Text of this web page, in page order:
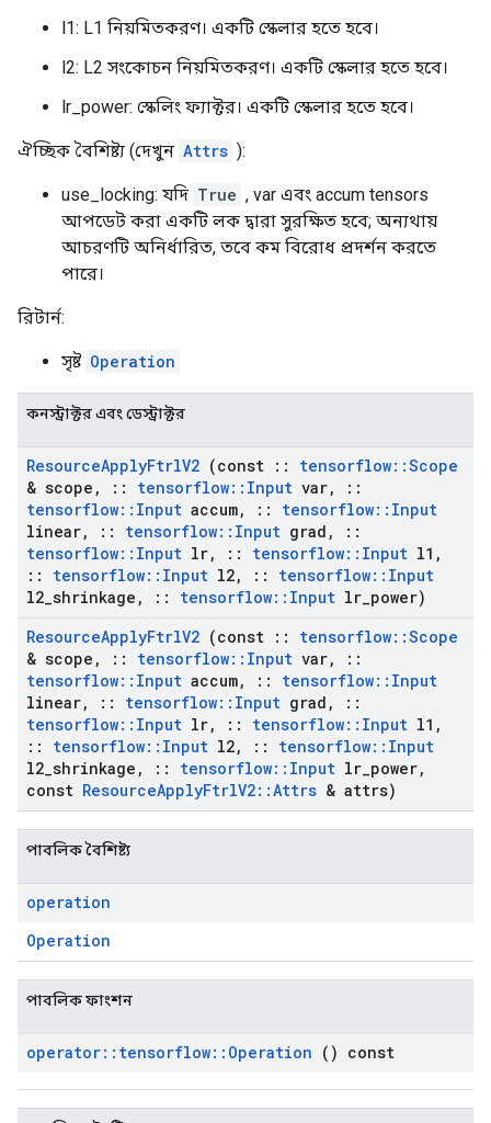
l1: L1 নিয়মিতকরণ। একটি স্কেলার হতে হবে।
l2: L2 সংকোচন নিয়মিতকরণ। একটি স্কেলার হতে হবে।
lr_power: স্কেলিং ফ্যাক্টর। একটি স্কেলার হতে হবে।
ঐচ্ছিক বৈশিষ্ট্য (দেখুন Attrs ):
use_locking: যদি True , var এবং accum tensors
আপডেট করা একটি লক দ্বারা সুরক্ষিত হবে; অন্যথায়
আচরণটি অনির্ধারিত, তবে কম বিরোধ প্রদর্শন করতে
পারে।
রিটার্ন:
সৃষ্ট Operation
কনস্ট্রাক্টর এবং ডেস্ট্রাক্টর
ResourceApplyFtrlV2 (const :: tensorflow::Scope
& scope , :: tensorflow:: Input var,
::
tensorflow:: Input accum, :: tensorflow:: Input
linear, :: tensorflow:: Input grad ,
::
tensorflow:: Input lr, :: tensorflow:: Input l1 ,
::
tensorflow:: Input l2, :: tensorflow:: Input
l2 shrinkage , :: tensorflow:: Input lr power)
ResourceApplyFtrlV2 (const :: tensorflow::Scope
& scope , :: tensorflow:: Input var,
::
tensorflow:: Input accum, :: tensorflow:: Input
linear, :: tensorflow:: Input grad ,
::
tensorflow:: Input lr, :: tensorflow:: Input l1 ,
::
tensorflow:: Input l2, :: tensorflow:: Input
l2 shrinkage , :: tensorflow:: Input lr power,
const ResourceApplyFtrlV2::Attrs & attrs)
পাবলিক বৈশিষ্ট্য
operation
Operation
পাবলিক ফাংশন
operator:: tensorflow:: Operation () const